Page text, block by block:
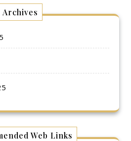
Archives
Web Links